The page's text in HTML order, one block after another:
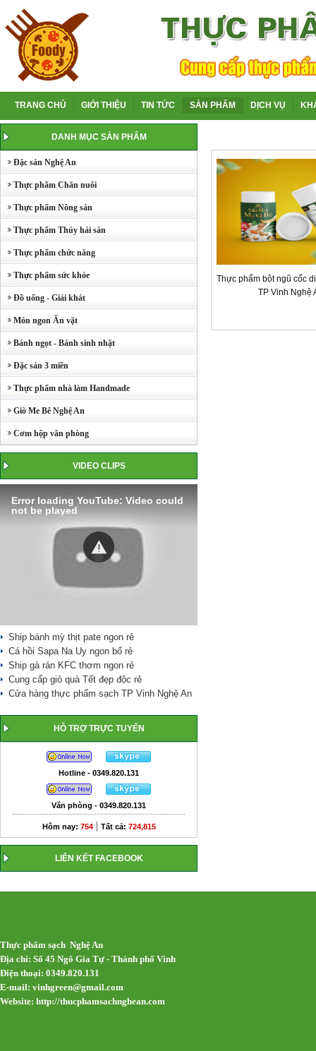
TRANG CHỦ GIỚI THIỆU TIN TỨC SẢN PHẨM DỊCH VỤ
DANH MỤC SẢN PHẨM
Đặc sản Nghệ An
Thực phẩm Chăn nuôi
Thực phẩm Nông sản
Thực phẩm Thủy hải sản
Thực phẩm chức năng
Thực phẩm sức khỏe
Đồ uống - Giải khát
Món ngon Ăn vặt
Bánh ngọt - Bánh sinh nhật
Đặc sản 3 miền
Thực phẩm nhà làm Handmade
Giò Me Bê Nghệ An
Cơm hộp văn phòng
VIDEO CLIPS
Error loading YouTube: Video could
not be played
Ship bánh mỳ thịt pate ngon rẻ
Cá hồi Sapa Na Uy ngon bổ rẻ
Ship gà rán KFC thơm ngon rẻ
Cung cấp giỏ quà Tết đẹp độc rẻ
Cửa hàng thực phẩm sạch TP Vinh Nghệ An
HỖ TRỢ TRỰC TUYẾN
Hotline - 0349.820.131
Văn phòng - 0349.820.131
Hôm nay: 754| Tất cả: 724,815
LIÊN KẾT FACEBOOK
Thực phẩm bột ngũ cốc
TP Vinh Nghệ
Thực phẩm sạch Nghệ An
Địa chỉ: Số 45 Ngô Gia Tự - Thành phố Vinh
Điện thoại: 0349.820.131
E-mail: vinhgreen@gmail.com
Website: http://thucphamsachnghean.com